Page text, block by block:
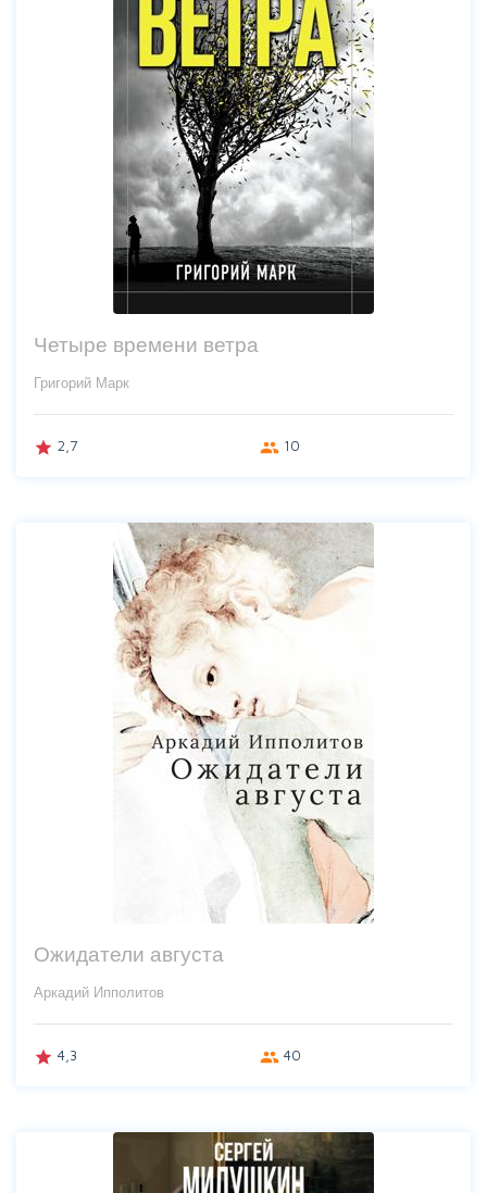
Четыре времени ветра
Григорий Марк
grade 2,7 group 10
Ожидатели августа
Аркадий Ипполитов
grade 4,3 group 40